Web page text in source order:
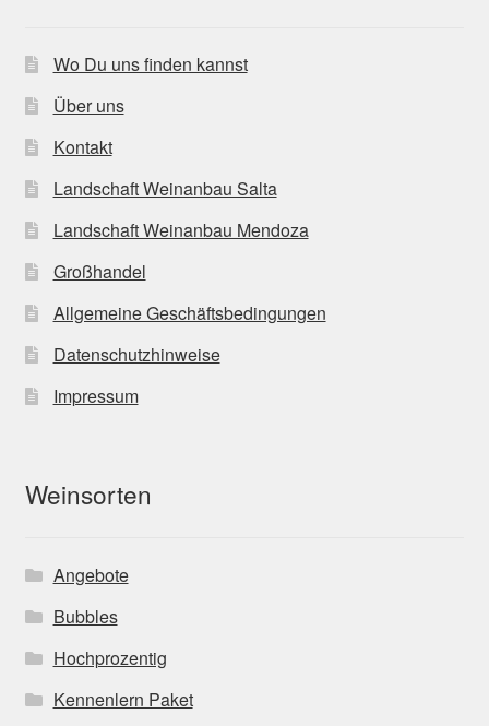
Wo Du uns finden kannst
Über uns
Kontakt
Landschaft Weinanbau Salta
Landschaft Weinanbau Mendoza
Großhandel
Allgemeine Geschäftsbedingungen
Datenschutzhinweise
Impressum
Weinsorten
Angebote
Bubbles
Hochprozentig
Kennenlern Paket